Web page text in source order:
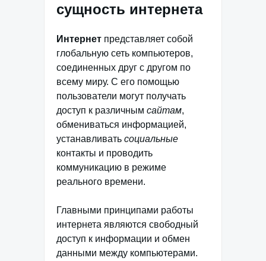
сущность интернета
Интернет представляет собой
глобальную сеть компьютеров,
соединенных друг с другом по
всему миру. С его помощью
пользователи могут получать
доступ к различным сайтам,
обмениваться информацией,
устанавливать социальные
контакты и проводить
коммуникацию в режиме
реального времени.
Главными принципами работы
интернета являются свободный
доступ к информации и обмен
данными между компьютерами.